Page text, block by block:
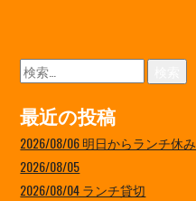
検
索:
最近の投稿
2026/08/06 明日からランチ休み
2026/08/05
2026/08/04 ランチ貸切